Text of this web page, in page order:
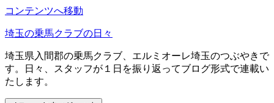
コンテンツへ移動
埼玉の乗馬クラブの日々
埼玉県入間郡の乗馬クラブ、エルミオーレ埼玉のつぶやきで
す。日々、スタッフが１日を振り返ってブログ形式で連載い
たします。